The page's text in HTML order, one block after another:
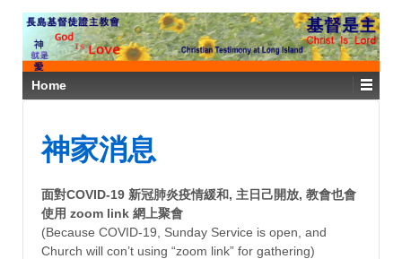
Home
神家消息
面對COVID-19 新冠肺炎疫情緩和, 主日己開放, 教會也會
使用 zoom link 網上聚會
(Because COVID-19, Sunday Service is open, and
Church will con’t using “zoom link” for gathering)